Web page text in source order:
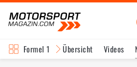
Formel 1 Übersicht Videos